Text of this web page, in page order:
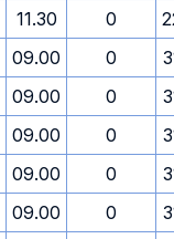
11.30 0
09.00 0
09.00 0
09.00 0
09.00 0
09.00 0